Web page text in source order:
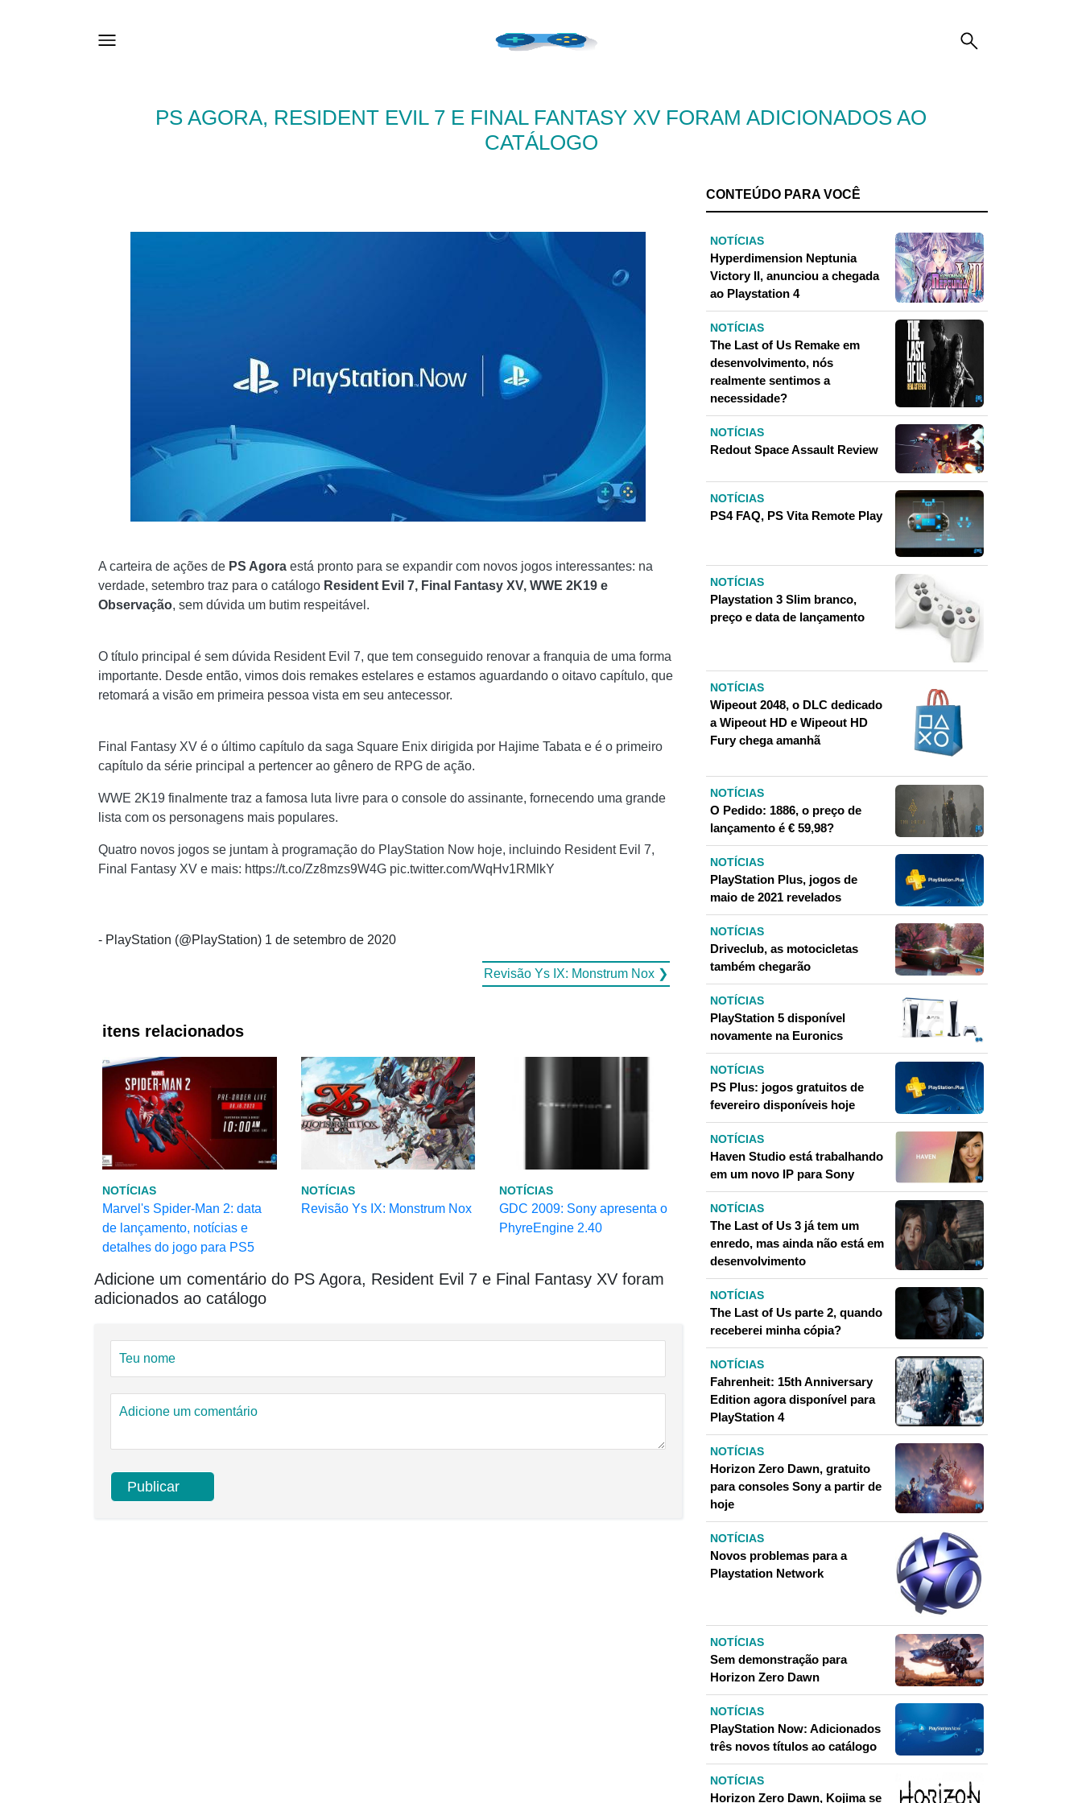
PS AGORA, RESIDENT EVIL 7 E FINAL FANTASY XV FORAM ADICIONADOS AO
CATÁLOGO
A carteira de ações de PS Agora está pronto para se expandir com novos jogos interessantes: na
verdade, setembro traz para o catálogo Resident Evil 7, Final Fantasy XV, WWE 2K19 e
Observação, sem dúvida um butim respeitável.
O título principal é sem dúvida Resident Evil 7, que tem conseguido renovar a franquia de uma forma
importante. Desde então, vimos dois remakes estelares e estamos aguardando o oitavo capítulo, que
retomará a visão em primeira pessoa vista em seu antecessor.
Final Fantasy XV é o último capítulo da saga Square Enix dirigida por Hajime Tabata e é o primeiro
capítulo da série principal a pertencer ao gênero de RPG de ação.
WWE 2K19 finalmente traz a famosa luta livre para o console do assinante, fornecendo uma grande
lista com os personagens mais populares.
Quatro novos jogos se juntam à programação do PlayStation Now hoje, incluindo Resident Evil 7,
Final Fantasy XV e mais: https://t.co/Zz8mzs9W4G pic.twitter.com/WqHv1RMlkY
- PlayStation (@PlayStation) 1 de setembro de 2020
Revisão Ys IX: Monstrum Nox ❯
itens relacionados
NOTÍCIAS
Marvel's Spider-Man 2: data
de lançamento, notícias e
detalhes do jogo para PS5
NOTÍCIAS
Revisão Ys IX: Monstrum Nox
NOTÍCIAS
GDC 2009: Sony apresenta o
PhyreEngine 2.40
Adicione um comentário do PS Agora, Resident Evil 7 e Final Fantasy XV foram
adicionados ao catálogo
CONTEÚDO PARA VOCÊ
NOTÍCIAS
Hyperdimension Neptunia
Victory II, anunciou a chegada
ao Playstation 4
NOTÍCIAS
The Last of Us Remake em
desenvolvimento, nós
realmente sentimos a
necessidade?
NOTÍCIAS
Redout Space Assault Review
NOTÍCIAS
PS4 FAQ, PS Vita Remote Play
NOTÍCIAS
Playstation 3 Slim branco,
preço e data de lançamento
NOTÍCIAS
Wipeout 2048, o DLC dedicado
a Wipeout HD e Wipeout HD
Fury chega amanhã
NOTÍCIAS
O Pedido: 1886, o preço de
lançamento é € 59,98?
NOTÍCIAS
PlayStation Plus, jogos de
maio de 2021 revelados
NOTÍCIAS
Driveclub, as motocicletas
também chegarão
NOTÍCIAS
PlayStation 5 disponível
novamente na Euronics
NOTÍCIAS
PS Plus: jogos gratuitos de
fevereiro disponíveis hoje
NOTÍCIAS
Haven Studio está trabalhando
em um novo IP para Sony
NOTÍCIAS
The Last of Us 3 já tem um
enredo, mas ainda não está em
desenvolvimento
NOTÍCIAS
The Last of Us parte 2, quando
receberei minha cópia?
NOTÍCIAS
Fahrenheit: 15th Anniversary
Edition agora disponível para
PlayStation 4
NOTÍCIAS
Horizon Zero Dawn, gratuito
para consoles Sony a partir de
hoje
NOTÍCIAS
Novos problemas para a
Playstation Network
NOTÍCIAS
Sem demonstração para
Horizon Zero Dawn
NOTÍCIAS
PlayStation Now: Adicionados
três novos títulos ao catálogo
NOTÍCIAS
Horizon Zero Dawn, Kojima se